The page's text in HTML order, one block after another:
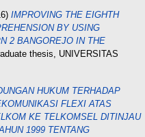
IMPROVING THE EIGHTH
BY USING
2 BANGOREJO IN THE
thesis, UNIVERSITAS
HUKUM TERHADAP
FLEXI ATAS
KE TELKOMSEL DITINJAU
1999 TENTANG